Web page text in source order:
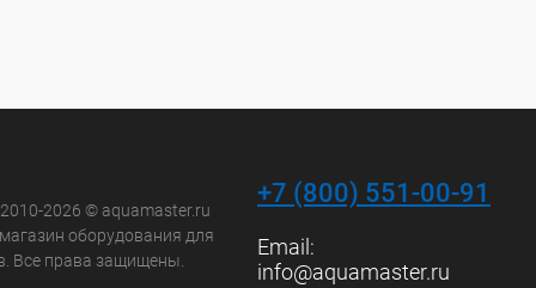
2026 © aquamaster.ru
оборудования для
Все права защищены.
+7 (800) 551-00-91
Email:
info@aquamaster.ru